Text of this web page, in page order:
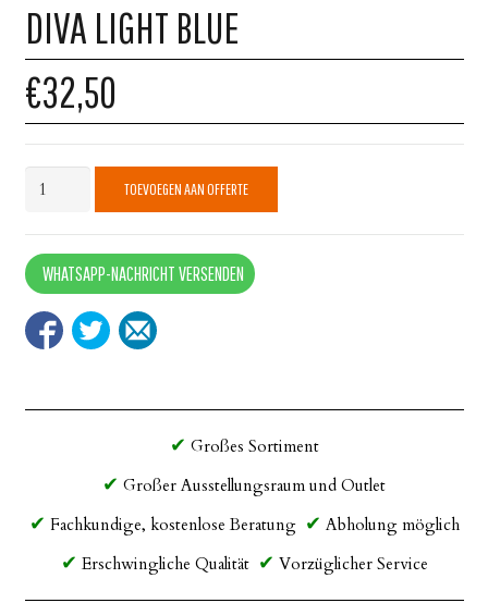
DIVA LIGHT BLUE
€32,50
Diva
Blue
quantity
TOEVOEGEN AAN OFFERTE
WHATSAPP-NACHRICHT VERSENDEN
Großes Sortiment
Großer Ausstellungsraum und Outlet
Fachkundige, kostenlose Beratung
Abholung möglich
Erschwingliche Qualität
Vorzüglicher Service